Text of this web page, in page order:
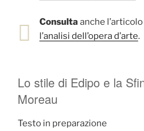
Consulta anche
l’analisi dell’opera d’arte.
Lo stile di Edipo e la
Moreau
Testo in preparazione